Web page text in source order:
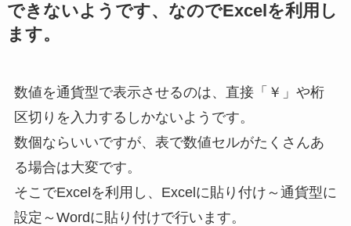
できないようです、なのでExcelを利用し
ます。
数値を通貨型で表示させるのは、直接「￥」や桁
区切りを入力するしかないようです。
数個ならいいですが、表で数値セルがたくさんあ
る場合は大変です。
そこでExcelを利用し、Excelに貼り付け～通貨型に
設定～Wordに貼り付けで行います。